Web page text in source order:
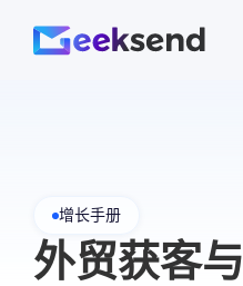
增长手册
外贸获客与